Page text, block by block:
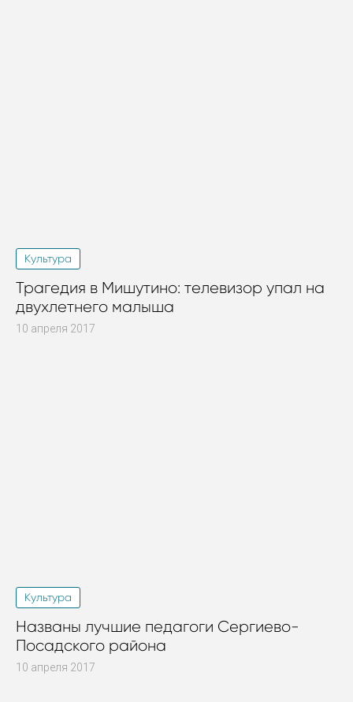
Культура
Трагедия в Мишутино: телевизор упал на
двухлетнего малыша
10 апреля 2017
Культура
Названы лучшие педагоги Сергиево-
Посадского района
10 апреля 2017